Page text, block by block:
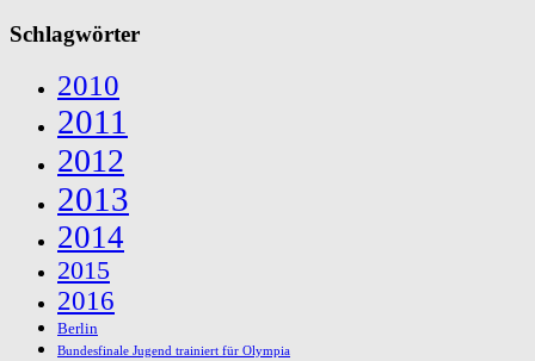
Schlagwörter
2010
2011
2012
2013
2014
2015
2016
Berlin
Bundesfinale Jugend trainiert für Olympia